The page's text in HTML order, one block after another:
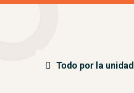
Todo por la unidad